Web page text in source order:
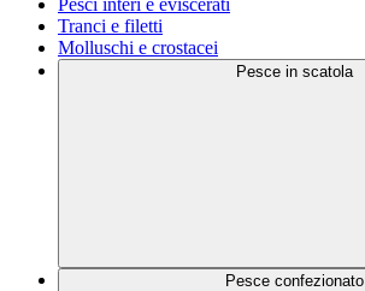
Pesci interi e eviscerati
Tranci e filetti
Molluschi e crostacei
Pesce in scatola
Pesce confezionato